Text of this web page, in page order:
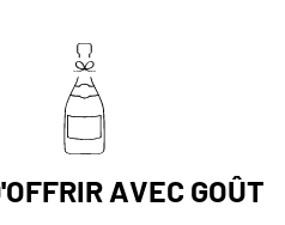
AVEC GOÛT